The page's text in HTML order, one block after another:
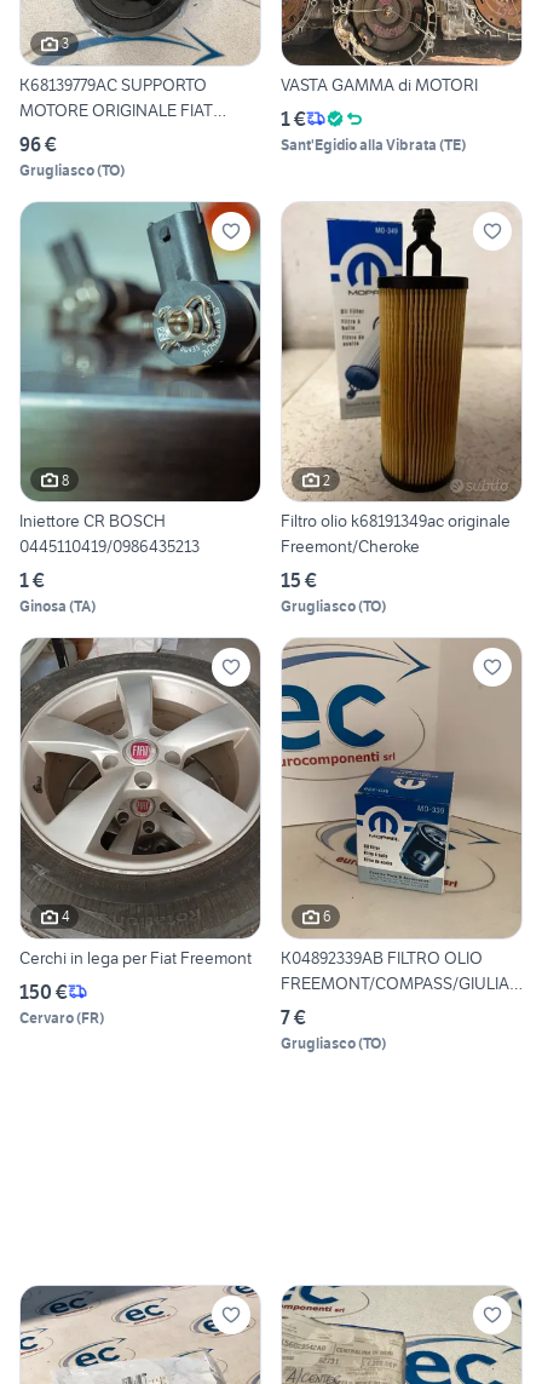
3
K68139779AC SUPPORTO
MOTORE ORIGINALE FIAT
FREEMON
96 €
Grugliasco(TO)
VASTA GAMMA di MOTORI
1 €
Sant'Egidio alla Vibrata (TE)
8
Iniettore CR BOSCH
0445110419/0986435213
1 €
Ginosa (TA)
2
Filtro olio k68191349ac originale
Freemont/Cheroke
15 €
Grugliasco(TO)
4
Cerchi in lega per Fiat Freemont
150 €
Cervaro(FR)
6
K04892339AB FILTRO OLIO
FREEMONT/COMPASS/GIULIA/
ST
7 €
Grugliasco(TO)